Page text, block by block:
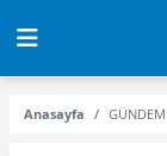
Anasayfa GÜNDEM